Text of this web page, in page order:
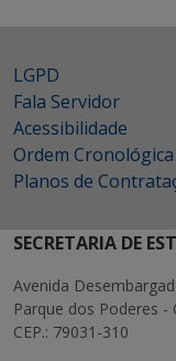
LGPD
Fala Servidor
Acessibilidade
Ordem
Planos de
SECRETARIA DE
Avenida
Parque dos Poderes
CEP.: 79031-310